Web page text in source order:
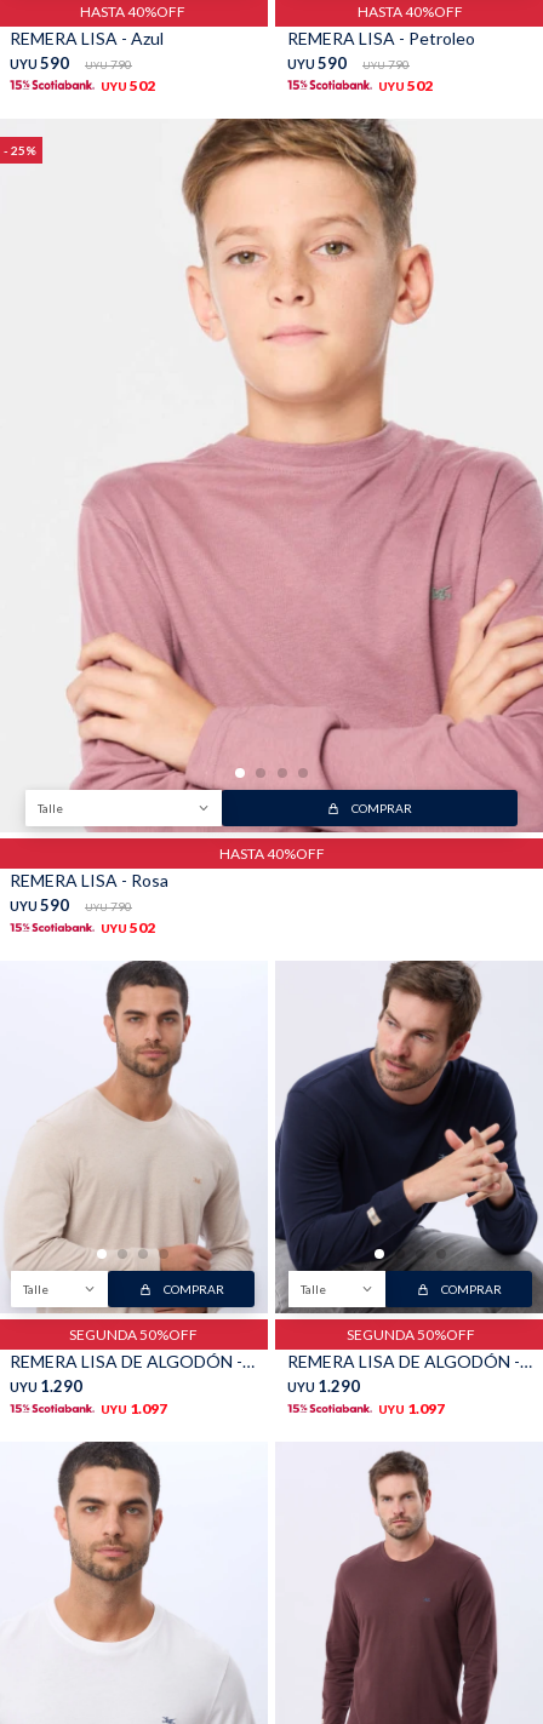
HASTA 40%OFF
REMERA LISA - Azul
UYU 590 UYU 790
UYU 502
HASTA 40%OFF
REMERA LISA - Petroleo
UYU 590 UYU 790
UYU 502
25
Talle COMPRAR
HASTA 40%OFF
REMERA LISA - Rosa
UYU 590 UYU 790
UYU 502
Talle COMPRAR
SEGUNDA 50%OFF
REMERA LISA DE ALGODÓN - Arena
UYU 1.290
UYU 1.097
Talle COMPRAR
SEGUNDA 50%OFF
REMERA LISA DE ALGODÓN - Azul
UYU 1.290
UYU 1.097